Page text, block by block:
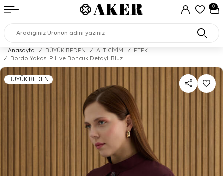
0
Anasayfa / BÜYÜK BEDEN / ALT GİYİM /
ETEK
/
Bordo Yakası Pili ve Boncuk Detaylı Bluz
BÜYÜK BEDEN